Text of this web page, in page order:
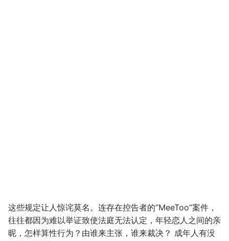
这些规定让人惊诧莫名。连存在控告者的”MeeToo”案件，
往往都因为难以举证致使法庭无法认定，年轻恋人之间的亲
昵，怎样算性行为？由谁来主张，谁来裁决？ 成年人有没